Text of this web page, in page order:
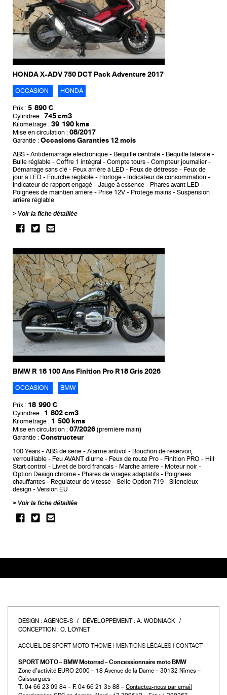
HONDA X-ADV 750 DCT Pack Adventure 2017
OCCASION HONDA
Prix : 5 890 €
Cylindrée : 745 cm3
Kilométrage : 39 190 kms
Mise en circulation : 08/2017
Garantie : Occasions Garanties 12 mois
ABS Antidémarrage électronique Bequille centrale
Bequille latérale
Bulle réglable
Coffre 1 intégral Compte tours
Compteur journalier
Démarrage sans clé
Feux arrière à LED Feux de détresse
Feux de
jour à LED
Fourche réglable Horloge
Indicateur de consommation
Indicateur de rapport engagé
Jauge à essence
Phares avant LED
Poignées de maintien arrière
Prise 12V Protege mains
Suspension
arrière réglable
Voir la fiche détaillée
BMW R 18 100 Ans Finition Pro R18 Gris 2026
OCCASION BMW
Prix : 18 990 €
Cylindrée : 1 802 cm3
Kilométrage : 1 500 kms
Mise en circulation : 07/2026 (première main)
Garantie : Constructeur
100 Years ABS de serie Alarme antivol
Bouchon de reservoir,
verrouillable
Feu AVANT diurne Feux de route Pro Finition PRO
Hill
Start control
Livret de bord francais Marche arriere
Moteur noir
Option Design chrome
Phares de virages adaptatifs
Poignees
chauffantes
Regulateur de vitesse Selle Option 719
Silencieux
design
Version EU
Voir la fiche détaillée
DESIGN : AGENCE-S DÉVELOPPEMENT : A. WODNIACK
CONCEPTION : O. LOYNET
ACCUEIL DE SPORT MOTO THOME MENTIONS LÉGALES CONTACT
SPORT MOTO – BMW Motorrad – Concessionnaire moto BMW
Zone d’activité EURO 2000 – 18 Avenue de la Dame – 30132 Nîmes –
Caissargues
T. 04 66 23 09 84 – F. 04 66 21 35 88 – Contactez-nous par email